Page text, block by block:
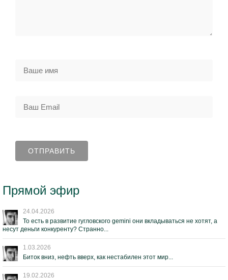
Прямой эфир
24.04.2026
То есть в развитие гугловского gemini они вкладываться не хотят, а
несут деньги конкуренту? Странно...
1.03.2026
Биток вниз, нефть вверх, как нестабилен этот мир...
19.02.2026